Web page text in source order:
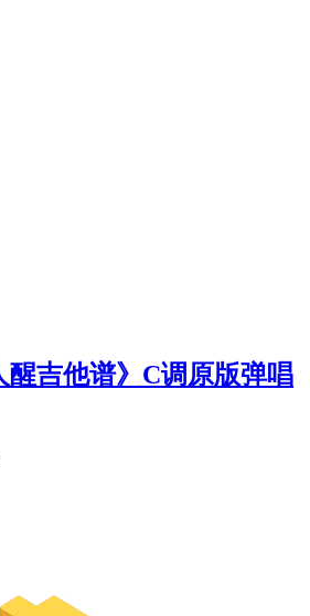
醒吉他谱》C调原版弹唱